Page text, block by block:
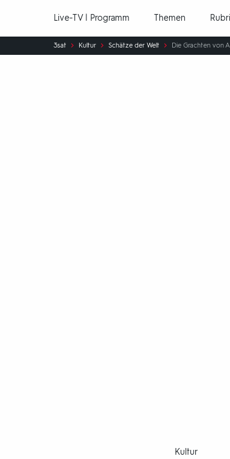
Live-TV | Programm Themen
Sie
sind
3sat Kultur Schätze der Welt Die Grachten von
Kultur